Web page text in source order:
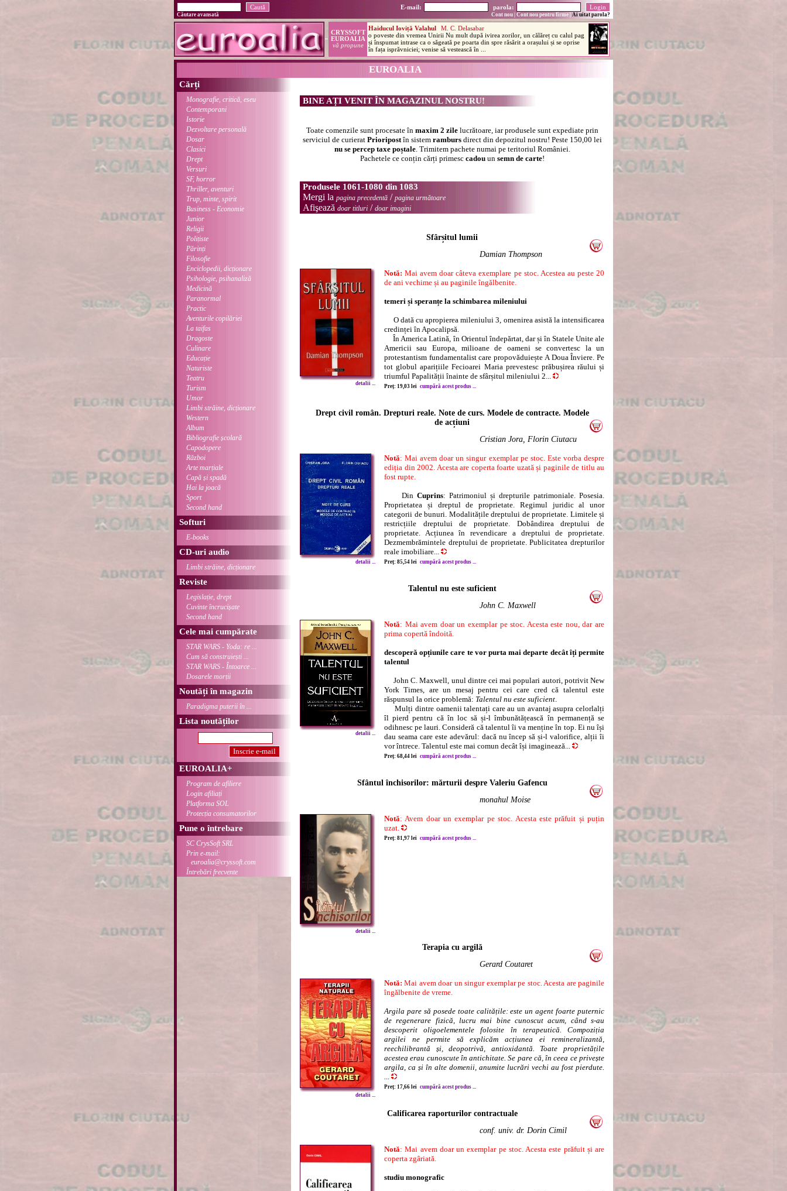
E-mail: parola:
Căutare avansată Cont nou Cont nou pentru firme Ai uitat parola?
EUROALIA
Cărți
Monografie, critică, eseu
Contemporani
Istorie
Dezvoltare personală
Dosar
Clasici
Drept
Versuri
SF, horror
Thriller, aventuri
Trup, minte, spirit
Business - Economie
Junior
Religii
Polițiste
Părinți
Filosofie
Enciclopedii, dicționare
Psihologie, psihanaliză
Medicină
Paranormal
Practic
Aventurile copilăriei
La taifas
Dragoste
Culinare
Educație
Naturiste
Teatru
Turism
Umor
Limbi străine, dicționare
Western
Album
Bibliografie școlară
Capodopere
Război
Arte marțiale
Capă și spadă
Hai la joacă
Sport
Second hand
Softuri
E-books
CD-uri audio
Limbi străine, dicționare
Reviste
Legislație, drept
Cuvinte încrucișate
Second hand
Cele mai cumpărate
STAR WARS - Yoda: re ...
Cum să construiești ...
STAR WARS - Întoarce ...
Dosarele morții
Noutăți în magazin
Paradigma puterii în ...
Lista noutăților
EUROALIA+
Program de afiliere
Login afiliați
Platforma SOL
Protecția consumatorilor
Pune o întrebare
SC CrysSoft SRL
Prin e-mail:
euroalia@cryssoft.com
Întrebări frecvente
BINE AȚI VENIT ÎN MAGAZINUL NOSTRU!
Toate comenzile sunt procesate în maxim 2 zilelucrătoare, iar produsele sunt expediate prin
serviciul de curierat Prioripostîn sistem rambursdirect din depozitul nostru! Peste 150,00 lei
nu se percep taxe poștale. Trimitem pachete numai pe teritoriul României.
Pachetele ce conțin cărți primesc cadouun semn de carte!
Produsele 1061-1080 din 1083
Mergi la pagina precedentă / pagina următoare
Afişează doar titluri / doar imagini
Sfârșitul lumii
Damian Thompson
detalii ...
Notă: Mai avem doar câteva exemplare pe stoc. Acestea au peste 20
de ani vechime și au paginile îngălbenite.
temeri și speranțe la schimbarea mileniului
O dată cu apropierea mileniului 3, omenirea asistă la intensificarea
credinței în Apocalipsă.
În America Latină, în Orientul îndepărtat, dar și în Statele Unite ale
Americii sau Europa, milioane de oameni se convertesc la un
protestantism fundamentalist care propovăduiește A Doua Înviere. Pe
tot globul aparițiile Fecioarei Maria prevestesc prăbușirea răului și
triumful Papalității înainte de sfârșitul mileniului 2...
Preț: 19,03 lei cumpără acest produs ...
Drept civil român. Drepturi reale. Note de curs. Modele de contracte. Modele
de acțiuni
Cristian Jora, Florin Ciutacu
detalii ...
Notă: Mai avem doar un singur exemplar pe stoc. Este vorba despre
ediția din 2002. Acesta are coperta foarte uzată și paginile de titlu au
fost rupte.
Din Cuprins: Patrimoniul și drepturile patrimoniale. Posesia.
Proprietatea și dreptul de proprietate. Regimul juridic al unor
categorii de bunuri. Modalitățile dreptului de proprietate. Limitele și
restricțiile dreptului de proprietate. Dobândirea dreptului de
proprietate. Acțiunea în revendicare a dreptului de proprietate.
Dezmembrămintele dreptului de proprietate. Publicitatea drepturilor
reale imobiliare...
Preț: 85,54 lei cumpără acest produs ...
Talentul nu este suficient
John C. Maxwell
detalii ...
Notă: Mai avem doar un exemplar pe stoc. Acesta este nou, dar are
prima copertă îndoită.
descoperă opțiunile care te vor purta mai departe decât îți permite
talentul
John C. Maxwell, unul dintre cei mai populari autori, potrivit New
York Times, are un mesaj pentru cei care cred că talentul este
răspunsul la orice problemă: Talentul nu este suficient.
Mulți dintre oamenii talentați care au un avantaj asupra celorlalți
îl pierd pentru că în loc să și-l îmbunătățească în permanență se
odihnesc pe lauri. Consideră că talentul îi va menține în top. Ei nu își
dau seama care este adevărul: dacă nu încep să și-l valorifice, alții îi
vor întrece. Talentul este mai comun decât își imaginează...
Preț: 68,44 lei cumpără acest produs ...
Sfântul închisorilor: mărturii despre Valeriu Gafencu
monahul Moise
detalii ...
Notă: Avem doar un exemplar pe stoc. Acesta este prăfuit și puțin
uzat.
Preț: 81,97 lei cumpără acest produs ...
Terapia cu argilă
Gerard Coutaret
detalii ...
Notă: Mai avem doar un singur exemplar pe stoc. Acesta are paginile
îngălbenite de vreme.
Argila pare să posede toate calitățile: este un agent foarte puternic
de regenerare fizică, lucru mai bine cunoscut acum, când s-au
descoperit oligoelementele folosite în terapeutică. Compoziția
argilei ne permite să explicăm acțiunea ei remineralizantă,
reechilibrantă și, deopotrivă, antioxidantă. Toate proprietățile
acestea erau cunoscute în antichitate. Se pare că, în ceea ce privește
argila, ca și în alte domenii, anumite lucrări vechi au fost pierdute.
...
Preț: 17,66 lei cumpără acest produs ...
Calificarea raporturilor contractuale
conf. univ. dr. Dorin Cimil
Notă: Mai avem doar un exemplar pe stoc. Acesta este prăfuit și are
coperta zgâriată.
studiu monografic